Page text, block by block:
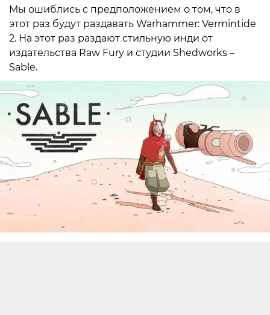
Мы ошиблись с предположением о том, что в
этот раз будут раздавать Warhammer: Vermintide
2. На этот раз раздают стильную инди от
издательства Raw Fury и студии Shedworks –
Sable.